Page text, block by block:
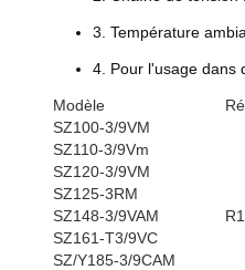
3. Température
4. Pour l'usage dans
Modèle
SZ100-3/9VM
SZ110-3/9Vm
SZ120-3/9VM
SZ125-3RM
SZ148-3/9VAM
SZ161-T3/9VC
SZ/Y185-3/9CAM